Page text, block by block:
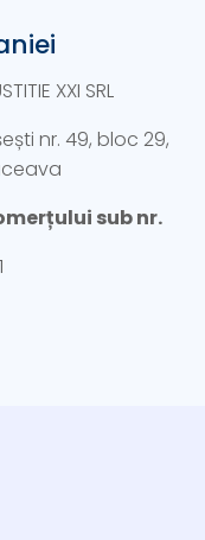
XXI SRL
nr. 49, bloc 29,
sub nr.